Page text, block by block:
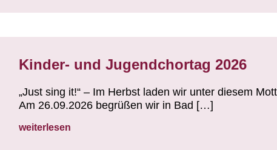
Kinder- und Jugendchortag 2026
„Just sing it!“ – Im Herbst laden wir unter diesem
Am 26.09.2026 begrüßen wir in Bad […]
weiterlesen